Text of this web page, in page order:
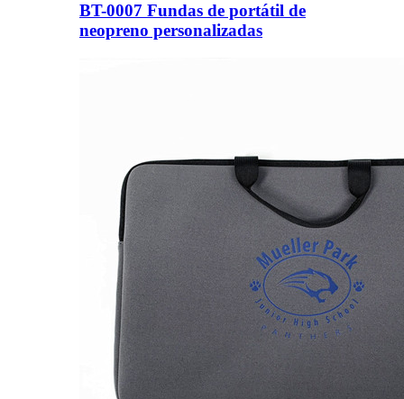
BT-0007 Fundas de portátil de
neopreno personalizadas